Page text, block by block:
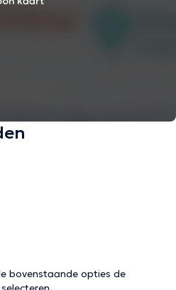
bovenstaande opties de